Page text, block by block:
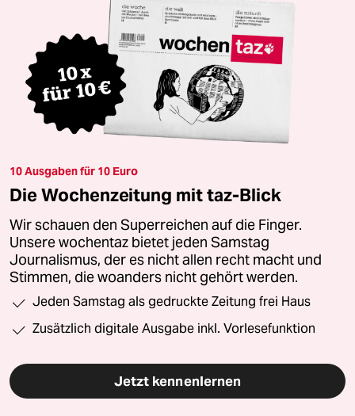
10 Ausgaben für 10 Euro
Die Wochenzeitung mit taz-Blick
Wir schauen den Superreichen auf die Finger.
Unsere wochentaz bietet jeden Samstag
Journalismus, der es nicht allen recht macht und
Stimmen, die woanders nicht gehört werden.
Jeden Samstag als gedruckte Zeitung frei Haus
Zusätzlich digitale Ausgabe inkl. Vorlesefunktion
Jetzt kennenlernen